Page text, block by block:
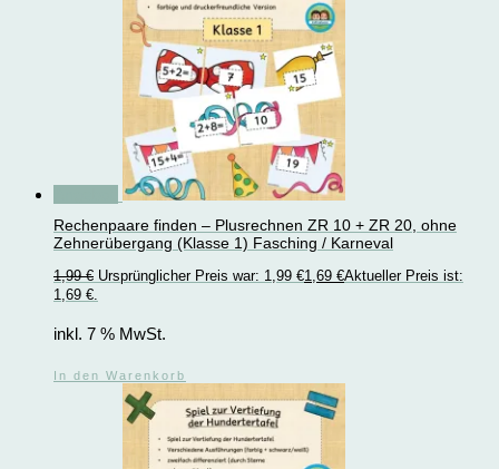
Rechenpaare finden – Plusrechnen ZR 10 + ZR 20, ohne
Zehnerübergang (Klasse 1) Fasching / Karneval
1,99€ Ursprünglicher Preis war: 1,99 €1,69 €Aktueller Preis ist:
1,69 €.
inkl. 7 % MwSt.
In den Warenkorb